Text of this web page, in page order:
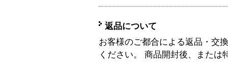
返品について
お客様のご都合による返品・交
ください。 商品開封後、または